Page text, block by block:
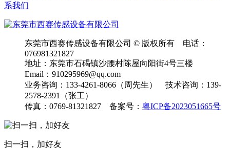
系我们
东莞市西赛传感设备有限公司 © 版权所有 电话：
076981321827
地址：东莞市石碣镇沙腰村陈屋向阳街4号三楼
Email：910295969@qq.com
业务咨询：133-4261-8066（周先生） 技术咨询：139-
2578-2391（张工）
传真：0769-81321827 备案号： 粤ICP备2023051665号
扫一扫，加好友